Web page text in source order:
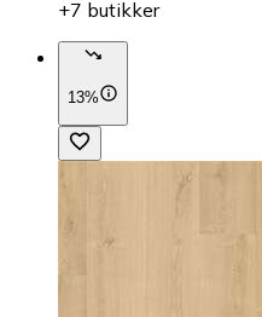
+7 butikker
13%